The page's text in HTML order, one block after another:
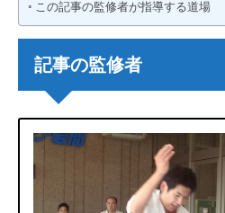
この記事の監修者が指導する道場
記事の監修者